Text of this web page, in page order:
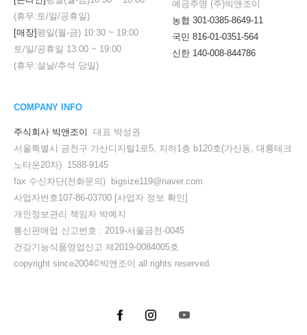
(휴무:토/일/공휴일)
[매장]평일(월-금) 10:30 ~ 19:00
토/일/공휴일 13:00 ~ 19:00
(휴무:설날/추석 당일)
예금주명 (주)빅앤조이
농협 301-0385-8649-11
국민 816-01-0351-564
신한 140-008-844786
COMPANY INFO
주식회사 빅앤조이
대표 박성권
서울특별시 금천구 가산디지털1로5, 지하1층 b120호(가산동, 대륭테크
노타운20차) 1588-9145
fax 수신차단(전화문의) bigsize119@naver.com
사업자번호107-86-03700 [사업자 정보 확인]
개인정보관리 책임자 박예지
통신판매업 신고번호 : 2019-서울금천-0045
건강기능식품영업신고 제2019-0084005호
copyright since2004©빅앤조이 all rights reserved.